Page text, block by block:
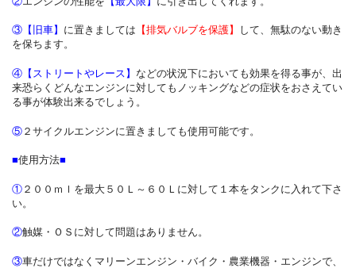
③ 【旧車】 に置きましては 【排気バルブを保護】
して、無駄のない動き
を保ちます。
④ 【ストリートやレース】 などの状況下においても効果を得る事が、出
来恐らくどんなエンジンに対してもノッキングなどの症状をおさえてい
る事が体験出来るでしょう。
⑤ ２サイクルエンジンに置きましても使用可能です。
■使用方法■
① ２００ｍｌを最大５０Ｌ～６０Ｌに対して１本をタンクに入れて下さ
い。
②触媒・ＯＳに対して問題はありません。
③車だけではなくマリーンエンジン・バイク・農業機器・エンジンで、